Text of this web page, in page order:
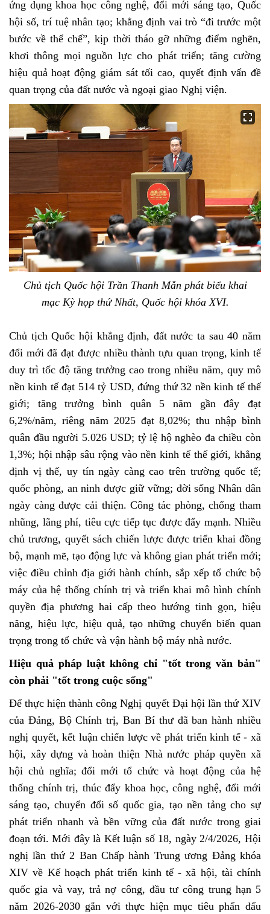
ứng dụng khoa học công nghệ, đổi mới sáng tạo, Quốc
hội số, trí tuệ nhân tạo; khẳng định vai trò “đi trước một
bước về thể chế”, kịp thời tháo gỡ những điểm nghẽn,
khơi thông mọi nguồn lực cho phát triển; tăng cường
hiệu quả hoạt động giám sát tối cao, quyết định vấn đề
quan trọng của đất nước và ngoại giao Nghị viện.
Chủ tịch Quốc hội Trần Thanh Mẫn phát biểu khai
mạc Kỳ họp thứ Nhất, Quốc hội khóa XVI.
Chủ tịch Quốc hội khẳng định, đất nước ta sau 40 năm
đổi mới đã đạt được nhiều thành tựu quan trọng, kinh tế
duy trì tốc độ tăng trưởng cao trong nhiều năm, quy mô
nền kinh tế đạt 514 tỷ USD, đứng thứ 32 nền kinh tế thế
giới; tăng trưởng bình quân 5 năm gần đây đạt
6,2%/năm, riêng năm 2025 đạt 8,02%; thu nhập bình
quân đầu người 5.026 USD; tỷ lệ hộ nghèo đa chiều còn
1,3%; hội nhập sâu rộng vào nền kinh tế thế giới, khẳng
định vị thế, uy tín ngày càng cao trên trường quốc tế;
quốc phòng, an ninh được giữ vững; đời sống Nhân dân
ngày càng được cải thiện. Công tác phòng, chống tham
nhũng, lãng phí, tiêu cực tiếp tục được đẩy mạnh. Nhiều
chủ trương, quyết sách chiến lược được triển khai đồng
bộ, mạnh mẽ, tạo động lực và không gian phát triển mới;
việc điều chỉnh địa giới hành chính, sắp xếp tổ chức bộ
máy của hệ thống chính trị và triển khai mô hình chính
quyền địa phương hai cấp theo hướng tinh gọn, hiệu
năng, hiệu lực, hiệu quả, tạo những chuyển biến quan
trọng trong tổ chức và vận hành bộ máy nhà nước.
Hiệu quả pháp luật không chỉ "tốt trong văn bản"
còn phải "tốt trong cuộc sống"
Để thực hiện thành công Nghị quyết Đại hội lần thứ XIV
của Đảng, Bộ Chính trị, Ban Bí thư đã ban hành nhiều
nghị quyết, kết luận chiến lược về phát triển kinh tế - xã
hội, xây dựng và hoàn thiện Nhà nước pháp quyền xã
hội chủ nghĩa; đổi mới tổ chức và hoạt động của hệ
thống chính trị, thúc đẩy khoa học, công nghệ, đổi mới
sáng tạo, chuyển đổi số quốc gia, tạo nền tảng cho sự
phát triển nhanh và bền vững của đất nước trong giai
đoạn tới. Mới đây là Kết luận số 18, ngày 2/4/2026, Hội
nghị lần thứ 2 Ban Chấp hành Trung ương Đảng khóa
XIV về Kế hoạch phát triển kinh tế - xã hội, tài chính
quốc gia và vay, trả nợ công, đầu tư công trung hạn 5
năm 2026-2030 gắn với thực hiện mục tiêu phấn đấu